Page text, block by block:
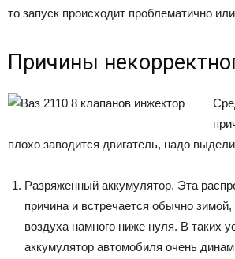
то запуск происходит проблематично
Причины
плохо заводится двигатель, надо
Разряженный аккумулятор. Эта
причина и встречается обычно зимой,
воздуха намного ниже нуля. В таких
аккумулятор автомобиля очень